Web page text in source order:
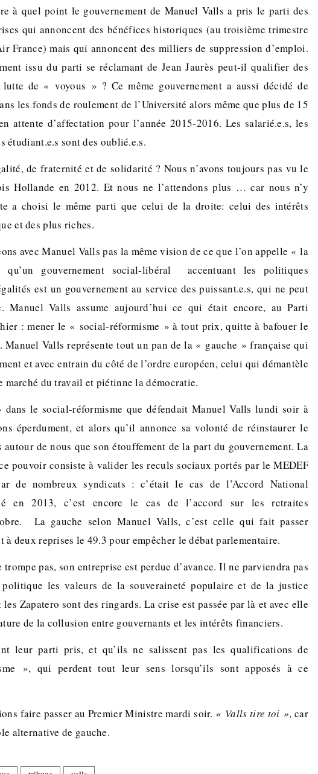
à quel point le gouvernement de Manuel Valls a pris le parti des
qui annoncent des bénéfices historiques (au troisième trimestre
France) mais qui annoncent des milliers de suppression d’emploi.
issu du parti se réclamant de Jean Jaurès peut-il qualifier des
de « voyous » ? Ce même gouvernement a aussi décidé de
les fonds de roulement de l’Université alors même que plus de 15
attente d’affectation pour l’année 2015-2016. Les salarié.e.s, les
étudiant.e.s sont des oublié.e.s.
de fraternité et de solidarité ? Nous n’avons toujours pas vu le
Hollande en 2012. Et nous ne l’attendons plus … car nous n’y
a choisi le même parti que celui de la droite: celui des intérêts
et des plus riches.
avec Manuel Valls pas la même vision de ce que l’on appelle « la
qu’un gouvernement social-libéral accentuant les politiques
est un gouvernement au service des puissant.e.s, qui ne peut
Manuel Valls assume aujourd’hui ce qui était encore, au Parti
: mener le « social-réformisme » à tout prix, quitte à bafouer le
Valls représente tout un pan de la « gauche » française qui
et avec entrain du côté de l’ordre européen, celui qui démantèle
du travail et piétinne la démocratie.
le social-réformisme que défendait Manuel Valls lundi soir à
éperdument, et alors qu’il annonce sa volonté de réinstaurer le
de nous que son étouffement de la part du gouvernement. La
pouvoir consiste à valider les reculs sociaux portés par le MEDEF
de nombreux syndicats : c’était le cas de l’Accord National
en 2013, c’est encore le cas de l’accord sur les retraites
La gauche selon Manuel Valls, c’est celle qui fait passer
deux reprises le 49.3 pour empêcher le débat parlementaire.
pas, son entreprise est perdue d’avance. Il ne parviendra pas
les valeurs de la souveraineté populaire et de la justice
Zapatero sont des ringards. La crise est passée par là et avec elle
de la collusion entre gouvernants et les intérêts financiers.
leur parti pris, et qu’ils ne salissent pas les qualifications de
», qui perdent tout leur sens lorsqu’ils sont apposés à ce
faire passer au Premier Ministre mardi soir. « Valls tire toi », car
alternative de gauche.